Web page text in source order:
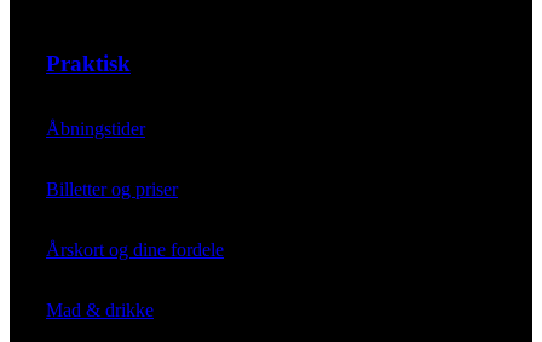
Praktisk
Åbningstider
Billetter og priser
Årskort og dine fordele
Mad & drikke